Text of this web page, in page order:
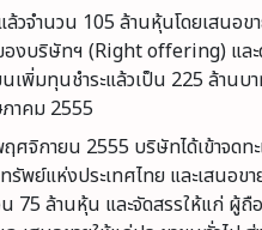
ล้วจำนวน 105 ล้านหุ้นโดยเสนอข
งบริษัทฯ (Right offering) และ
นเพิ่มทุนชำระแล้วเป็น 225 ล้านบ
าคม 2555
ศจิกายน 2555 บริษัทได้เข้าจดท
รัพย์แห่งประเทศไทย และเสนอข
75 ล้านหุ้น และจัดสรรให้แก่ ผู้ถื